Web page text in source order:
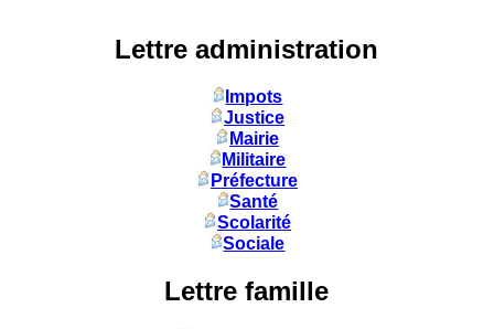
Lettre administration
Impots
Justice
Mairie
Militaire
Préfecture
Santé
Scolarité
Sociale
Lettre famille